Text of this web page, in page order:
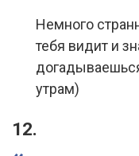
Немного
тебя видит и
утрам)
12.